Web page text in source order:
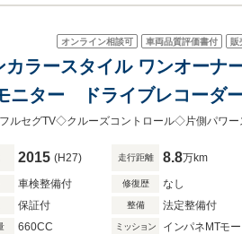
オンライン相談可 車両品質評価書付 販
カラースタイル ワンオーナ
ニター ドライブレコー
ドア HIDオートヘッドラ
ターボ
2015 (H27) 走行距離 8.8万km
車検整備付 修復歴 なし
保証付 整備 法定整備付
660CC ミッション インパネMTモ